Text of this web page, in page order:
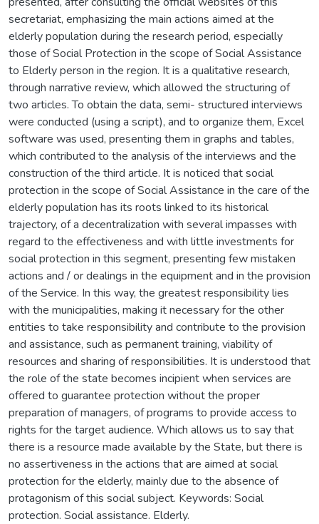
secretariat, emphasizing the main actions aimed at the
elderly population during the research period, especially
those of Social Protection in the scope of Social Assistance
to Elderly person in the region. It is a qualitative research,
through narrative review, which allowed the structuring of
two articles. To obtain the data, semi- structured interviews
were conducted (using a script), and to organize them, Excel
software was used, presenting them in graphs and tables,
which contributed to the analysis of the interviews and the
construction of the third article. It is noticed that social
protection in the scope of Social Assistance in the care of the
elderly population has its roots linked to its historical
trajectory, of a decentralization with several impasses with
regard to the effectiveness and with little investments for
social protection in this segment, presenting few mistaken
actions and / or dealings in the equipment and in the provision
of the Service. In this way, the greatest responsibility lies
with the municipalities, making it necessary for the other
entities to take responsibility and contribute to the provision
and assistance, such as permanent training, viability of
resources and sharing of responsibilities. It is understood that
the role of the state becomes incipient when services are
offered to guarantee protection without the proper
preparation of managers, of programs to provide access to
rights for the target audience. Which allows us to say that
there is a resource made available by the State, but there is
no assertiveness in the actions that are aimed at social
protection for the elderly, mainly due to the absence of
protagonism of this social subject. Keywords: Social
protection. Social assistance. Elderly.